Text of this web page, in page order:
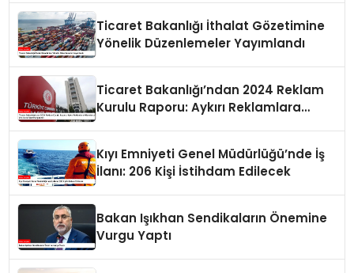
Ticaret Bakanlığı İthalat Gözetimine
Yönelik Düzenlemeler Yayımlandı
Ticaret Bakanlığı’ndan 2024 Reklam
Kurulu Raporu: Aykırı Reklamlara
Kıyı Emniyeti Genel Müdürlüğü’nde İş
İlanı: 206 Kişi İstihdam Edilecek
Bakan Işıkhan Sendikaların Önemine
Vurgu Yaptı